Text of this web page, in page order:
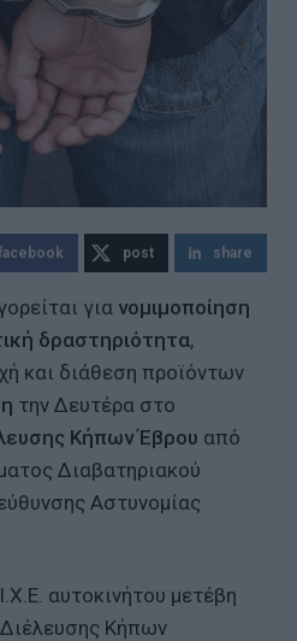
post share
για νομιμοποίηση
δραστηριότητα,
και διάθεση προϊόντων
την Δευτέρα στο
Κήπων Έβρου από
Διαβατηριακού
Αστυνομίας
αυτοκινήτου μετέβη
Κήπων